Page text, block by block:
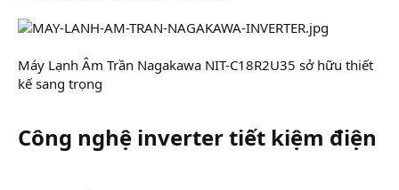
Máy Lạnh Âm Trần Nagakawa NIT-C18R2U35 sở hữu thiết
kế sang trọng
Công nghệ inverter tiết kiệm điện